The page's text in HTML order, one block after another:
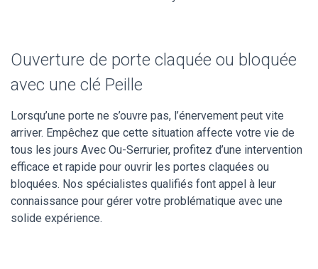
Ouverture de porte claquée ou bloquée
avec une clé Peille
Lorsqu’une porte ne s’ouvre pas, l’énervement peut vite
arriver. Empêchez que cette situation affecte votre vie de
tous les jours Avec Ou-Serrurier, profitez d’une intervention
efficace et rapide pour ouvrir les portes claquées ou
bloquées. Nos spécialistes qualifiés font appel à leur
connaissance pour gérer votre problématique avec une
solide expérience.